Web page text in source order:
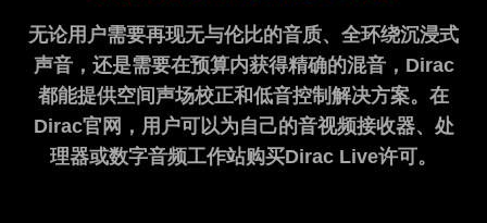
无论用户需要再现无与伦比的音质、全环绕沉浸式
声音，还是需要在预算内获得精确的混音，Dirac
都能提供空间声场校正和低音控制解决方案。在
Dirac官网，用户可以为自己的音视频接收器、处
理器或数字音频工作站购买Dirac Live许可。